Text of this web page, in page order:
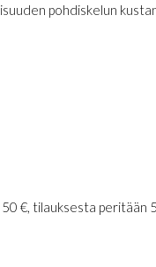
pohdiskelun
€, tilauksesta peritään